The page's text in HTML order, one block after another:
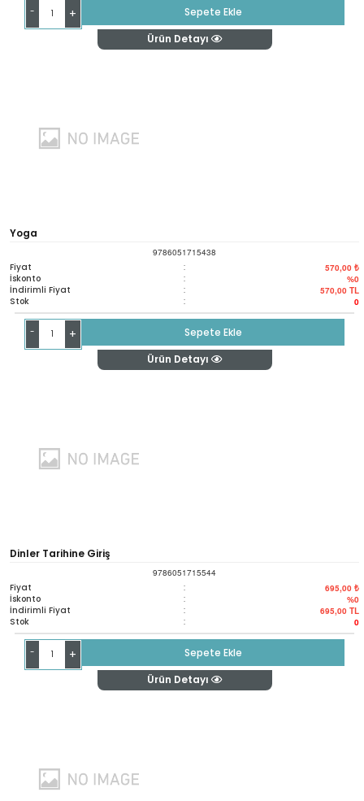
- +
Sepete Ekle
Ürün Detayı
Yoga
9786051715438
Fiyat : 570,00 ₺
İskonto : %0
İndirimli Fiyat : 570,00 TL
Stok : 0
- +
Sepete Ekle
Ürün Detayı
Dinler Tarihine Giriş
9786051715544
Fiyat : 695,00 ₺
İskonto : %0
İndirimli Fiyat : 695,00 TL
Stok : 0
- +
Sepete Ekle
Ürün Detayı